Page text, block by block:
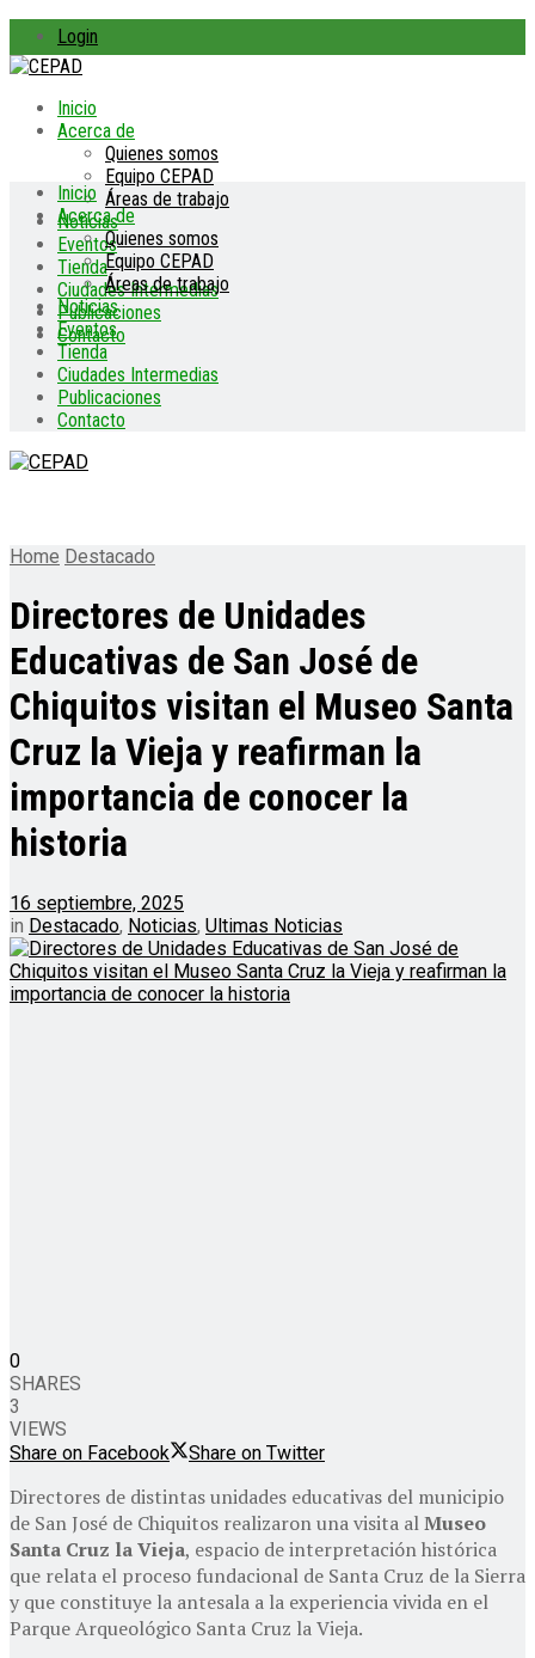
Login
Inicio
Acerca de
Quienes somos
Equipo CEPAD
Áreas de trabajo
Noticias
Eventos
Tienda
Ciudades Intermedias
Publicaciones
Contacto
Inicio
Acerca de
Quienes somos
Equipo CEPAD
Áreas de trabajo
Noticias
Eventos
Tienda
Ciudades Intermedias
Publicaciones
Contacto
Home Destacado
Directores de Unidades
Educativas de San José de
Chiquitos visitan el Museo Santa
Cruz la Vieja y reafirman la
importancia de conocer la
historia
16 septiembre, 2025
in Destacado, Noticias, Ultimas Noticias
0
SHARES
3
VIEWS
Share on Facebook
Share on Twitter
Directores de distintas unidades educativas del municipio
de San José de Chiquitos realizaron una visita alMuseo
Santa Cruz la Vieja, espacio de interpretación histórica
que relata el proceso fundacional de Santa Cruz de la Sierra
y que constituye la antesala a la experiencia vivida en el
Parque Arqueológico Santa Cruz la Vieja.